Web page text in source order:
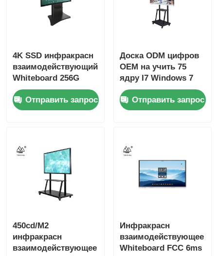
4K SSD инфракрасн
взаимодействующий
Whiteboard 256G
доска 86 цифров
дюйма черная
Отправить запрос
Доска ODM цифров
OEM на учить 75
ядру I7 Windows 7
Intel дюйма
Отправить запрос
450cd/M2
инфракрасн
взаимодействующее
Инфракрасн
взаимодействующее
Whiteboard FCC 6ms